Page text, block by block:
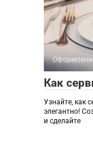
Как
Узнайте, как
элегантно!
и сделайте